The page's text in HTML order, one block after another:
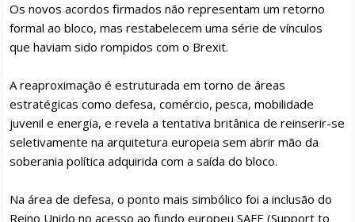
Os novos acordos firmados não representam um retorno
formal ao bloco, mas restabelecem uma série de vínculos
que haviam sido rompidos com o Brexit.
A reaproximação é estruturada em torno de áreas
estratégicas como defesa, comércio, pesca, mobilidade
juvenil e energia, e revela a tentativa britânica de reinserir-se
seletivamente na arquitetura europeia sem abrir mão da
soberania política adquirida com a saída do bloco.
Na área de defesa, o ponto mais simbólico foi a inclusão do
Reino Unido no acesso ao fundo europeu SAFE (Support to